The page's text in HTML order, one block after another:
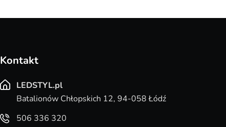
Kontakt
LEDSTYL.pl
Batalionów Chłopskich 12, 94-058 Łódź
506 336 320